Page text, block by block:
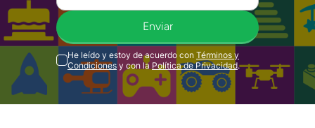
Enviar
He leído y estoy de acuerdo con Términos y
Condiciones y con la Política de Privacidad.